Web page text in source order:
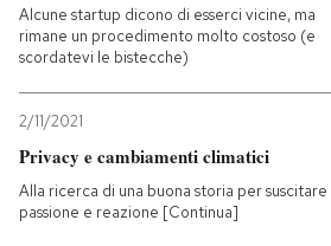
Alcune startup dicono di esserci vicine, ma
rimane un procedimento molto costoso (e
scordatevi le bistecche)
2/11/2021
Privacy e cambiamenti climatici
Alla ricerca di una buona storia per suscitare
passione e reazione [Continua]